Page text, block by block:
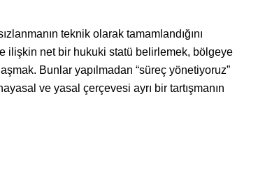
teknik olarak tamamlandığını
ilişkin net bir hukuki statü belirlemek, bölgeye
Bunlar yapılmadan “süreç yönetiyoruz”
ve yasal çerçevesi ayrı bir tartışmanın